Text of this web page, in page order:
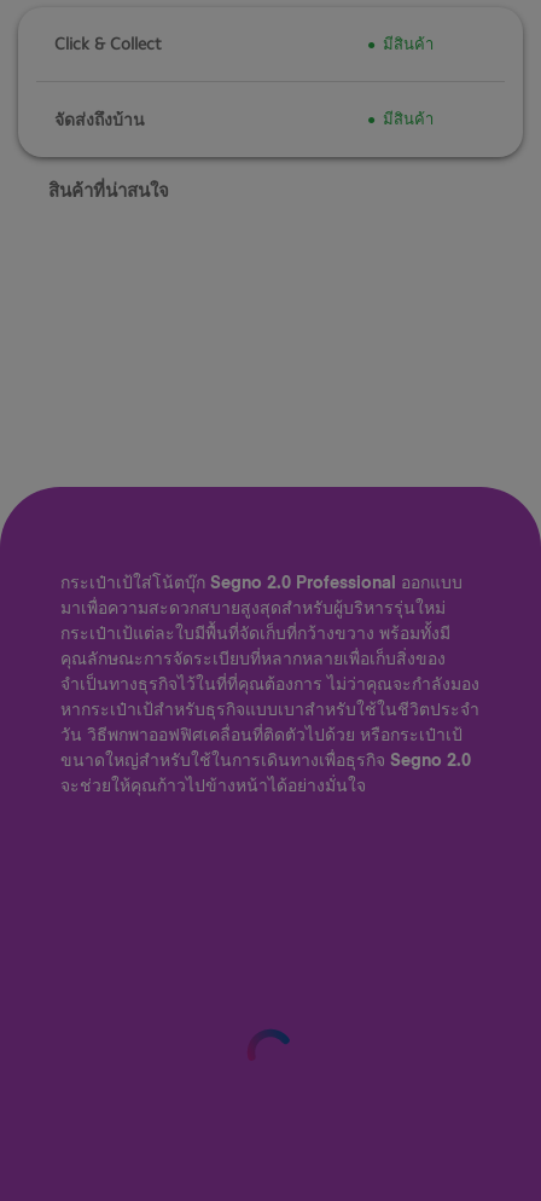
Click & Collect มีสินค้า
จัดส่งถึงบ้าน มีสินค้า
สินค้าที่น่าสนใจ
กระเป๋าเป้ใส่โน้ตบุ๊ก Segno 2.0 Professional ออกแบบ
มาเพื่อความสะดวกสบายสูงสุดสำหรับผู้บริหารรุ่นใหม่
กระเป๋าเป้แต่ละใบมีพื้นที่จัดเก็บที่กว้างขวาง พร้อมทั้งมี
คุณลักษณะการจัดระเบียบที่หลากหลายเพื่อเก็บสิ่งของ
จำเป็นทางธุรกิจไว้ในที่ที่คุณต้องการ ไม่ว่าคุณจะกำลังมอง
หากระเป๋าเป้สำหรับธุรกิจแบบเบาสำหรับใช้ในชีวิตประจำ
วัน วิธีพกพาออฟฟิศเคลื่อนที่ติดตัวไปด้วย หรือกระเป๋าเป้
ขนาดใหญ่สำหรับใช้ในการเดินทางเพื่อธุรกิจ Segno 2.0
จะช่วยให้คุณก้าวไปข้างหน้าได้อย่างมั่นใจ